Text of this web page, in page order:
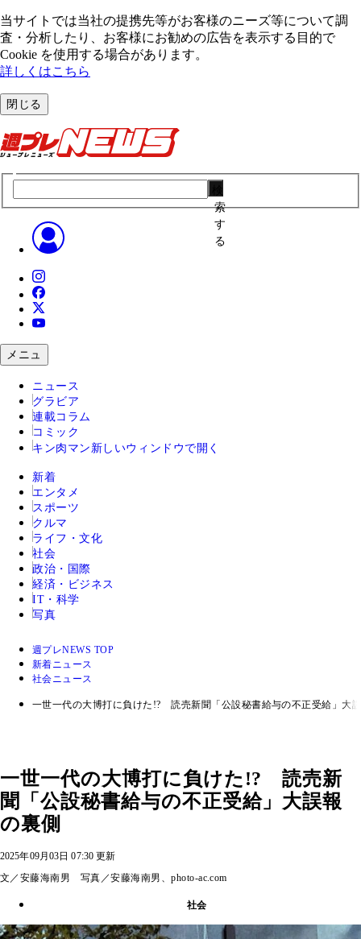
当サイトでは当社の提携先等がお客様のニーズ等について調
査・分析したり、お客様にお勧めの広告を表⽰する⽬的で
Cookie を使⽤する場合があります。
詳しくはこちら
閉じる
索
す
る
メニュ
ニュース
グラビア
連載コラム
コミック
キン肉マン 新しいウィンドウで開く
新着
エンタメ
スポーツ
クルマ
ライフ・文化
社会
政治・国際
経済・ビジネス
IT・科学
写真
週プレNEWS TOP
新着ニュース
社会ニュース
一世一代の大博打に負けた!? 読売新聞「公設秘書給与の不正受給」大
一世一代の大博打に負けた!? 読売新
聞「公設秘書給与の不正受給」大誤報
の裏側
2025年09月03日 07:30 更新
文／安藤海南男 写真／安藤海南男、photo-ac.com
社会